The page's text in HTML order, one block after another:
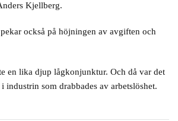
Kjellberg.
också på höjningen av avgiften och
en lika djup lågkonjunktur. Och då var det
industrin som drabbades av arbetslöshet.